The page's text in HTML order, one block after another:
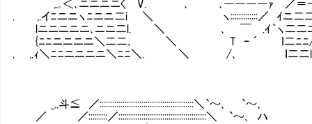
,.｡＜､ニニニニ〈 V. ､ ､――――ｧ ／＝-.
. ,.イﾆニニヽﾆニニ二i ＼ ヽ:::::::::::::／ ｲニ二
lニニニニニ､ニニ二l. ＼ ､ ￣ .ｲ｀ヽ二二ﾆ
{ﾆﾆニニニニ＼二二､ ＼ T ｰ ´ ｌ二ﾆﾆ/
. ,.ｨ＼ﾆﾆニニニニ＼ﾆﾆ＼. ＼ /､ ｌ二二l
_..斗≦ ／:::::::::::::::::::::::::::::::::::::::::::::＼`～､ `～､
／ ／:::::::::／::::::::::::::::::::::::::::::::::::::::::＼ `～､ ハ